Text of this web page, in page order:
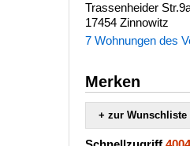
Trassenheider
17454 Zinnowitz
7 Wohnungen des
Merken
+ zur